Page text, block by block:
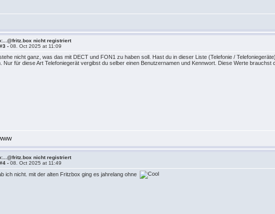
nicht registriert
-08. Oct 2025 at 11:09
nicht ganz, was das mit DECT und FON1 zu haben soll. Hast du in dieser Liste (Telefonie /
Nur für diese Art Telefoniegerät vergibst du selber einen Benutzernamen und Kennwort. Diese Werte brauchst
nicht registriert
-08. Oct 2025 at 11:49
ich nicht. mit der alten Fritzbox ging es jahrelang ohne